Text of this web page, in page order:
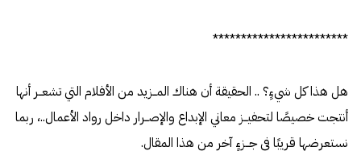
************************
هل هذا كل شيءٍ؟ .. الحقيقة أن هناك المــزيد من الأفلام التي تشعــر أنها
أنتجت خصيصًا لتحفيــز معاني الإبداع والإصــرار داخل رواد الأعمال..، ربما
نستعرضها قريبًا في جــزءٍ آخر من هذا المقال.